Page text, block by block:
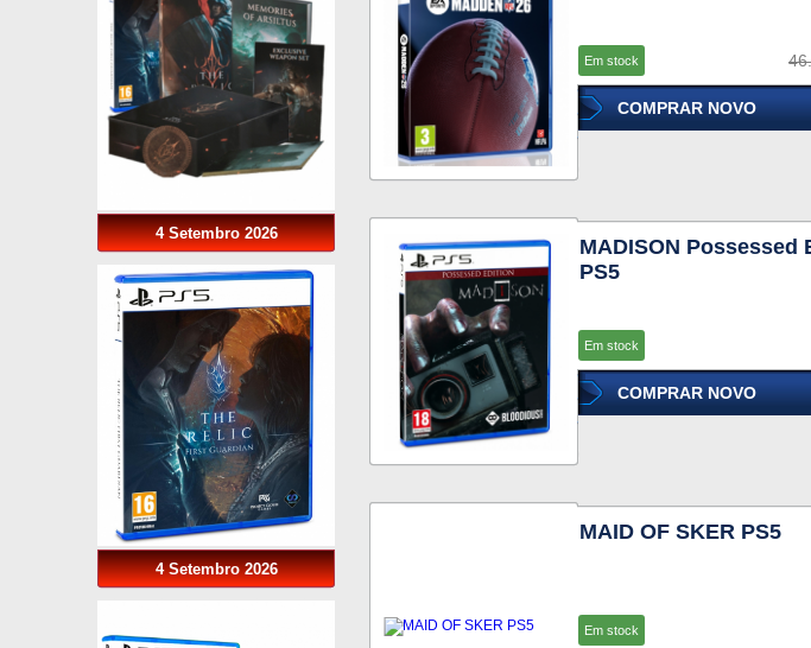
4 Setembro 2026
4 Setembro 2026
Em stock
COMPRAR NOVO
MADISON Possessed
PS5
Em stock
COMPRAR NOVO
MAID OF SKER PS5
Em stock